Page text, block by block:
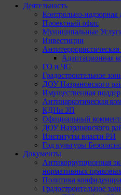
Деятельность
Контрольно-надзорная
Проектный офис
Муниципальные
Инвестиции
Адаптационная
ГО и ЧС
Градостроительное
ДОУ Назрановского
Имущественная
Антинаркотическая
КДНи ЗП
Официальный
ДОУ Назрановского
Институты власти РИ
Год культуры
Документы
Антикоррупционная
нормативных
Политика
Градостроительное